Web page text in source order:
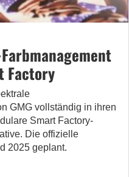
Factory
GMG vollständig in ihren
Smart Factory-
Die offizielle
2025 geplant.